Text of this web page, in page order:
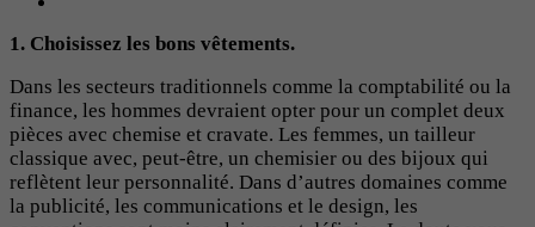
1. Choisissez les bons vêtements.
Dans les secteurs traditionnels comme la comptabilité ou la
finance, les hommes devraient opter pour un complet deux
pièces avec chemise et cravate. Les femmes, un tailleur
classique avec, peut-être, un chemisier ou des bijoux qui
reflètent leur personnalité. Dans d’autres domaines comme
la publicité, les communications et le design, les